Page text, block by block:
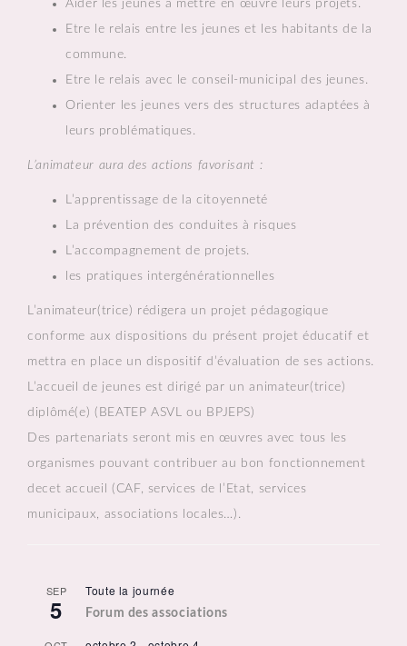
Aider les jeunes à mettre en œuvre leurs projets.
Etre le relais entre les jeunes et les habitants de la
commune.
Etre le relais avec le conseil-municipal des jeunes.
Orienter les jeunes vers des structures adaptées à
leurs problématiques.
L’animateur aura des actions favorisant :
L’apprentissage de la citoyenneté
La prévention des conduites à risques
L’accompagnement de projets.
les pratiques intergénérationnelles
L’animateur(trice) rédigera un projet pédagogique
conforme aux dispositions du présent projet éducatif et
mettra en place un dispositif d’évaluation de ses actions.
L’accueil de jeunes est dirigé par un animateur(trice)
diplômé(e) (BEATEP ASVL ou BPJEPS)
Des partenariats seront mis en œuvres avec tous les
organismes pouvant contribuer au bon fonctionnement
decet accueil (CAF, services de l’Etat, services
municipaux, associations locales…).
SEP
5
Toute la journée
Forum des associations